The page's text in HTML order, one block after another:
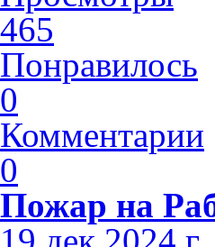
465
Понравилось
0
Комментарии
0
Пожар на